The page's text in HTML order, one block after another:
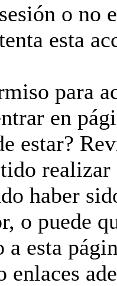
o no
esta
para
en
estar?
realizar
haber
o puede
a esta